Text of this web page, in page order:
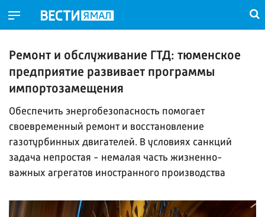
Ремонт и обслуживание ГТД: тюменское
предприятие развивает программы
импортозамещения
Обеспечить энергобезопасность помогает
своевременный ремонт и восстановление
газотурбинных двигателей. В условиях санкций
задача непростая - немалая часть жизненно-
важных агрегатов иностранного производства